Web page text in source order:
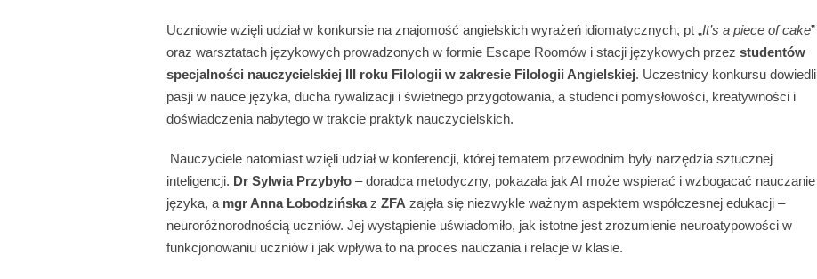
Uczniowie wzięli udział w konkursie na znajomość angielskich wyrażeń idiomatycznych, pt „It’s a piece of cake”
oraz warsztatach językowych prowadzonych w formie Escape Roomów i stacji językowych przez studentów
specjalności nauczycielskiej III roku Filologii w zakresie Filologii Angielskiej. Uczestnicy konkursu dowiedli
pasji w nauce języka, ducha rywalizacji i świetnego przygotowania, a studenci pomysłowości, kreatywności i
doświadczenia nabytego w trakcie praktyk nauczycielskich.
Nauczyciele natomiast wzięli udział w konferencji, której tematem przewodnim były narzędzia sztucznej
inteligencji. Dr Sylwia Przybyło – doradca metodyczny, pokazała jak AI może wspierać i wzbogacać nauczanie
języka, a mgr Anna Łobodzińskaz ZFA zajęła się niezwykle ważnym aspektem współczesnej edukacji –
neuroróżnorodnością uczniów. Jej wystąpienie uświadomiło, jak istotne jest zrozumienie neuroatypowości w
funkcjonowaniu uczniów i jak wpływa to na proces nauczania i relacje w klasie.